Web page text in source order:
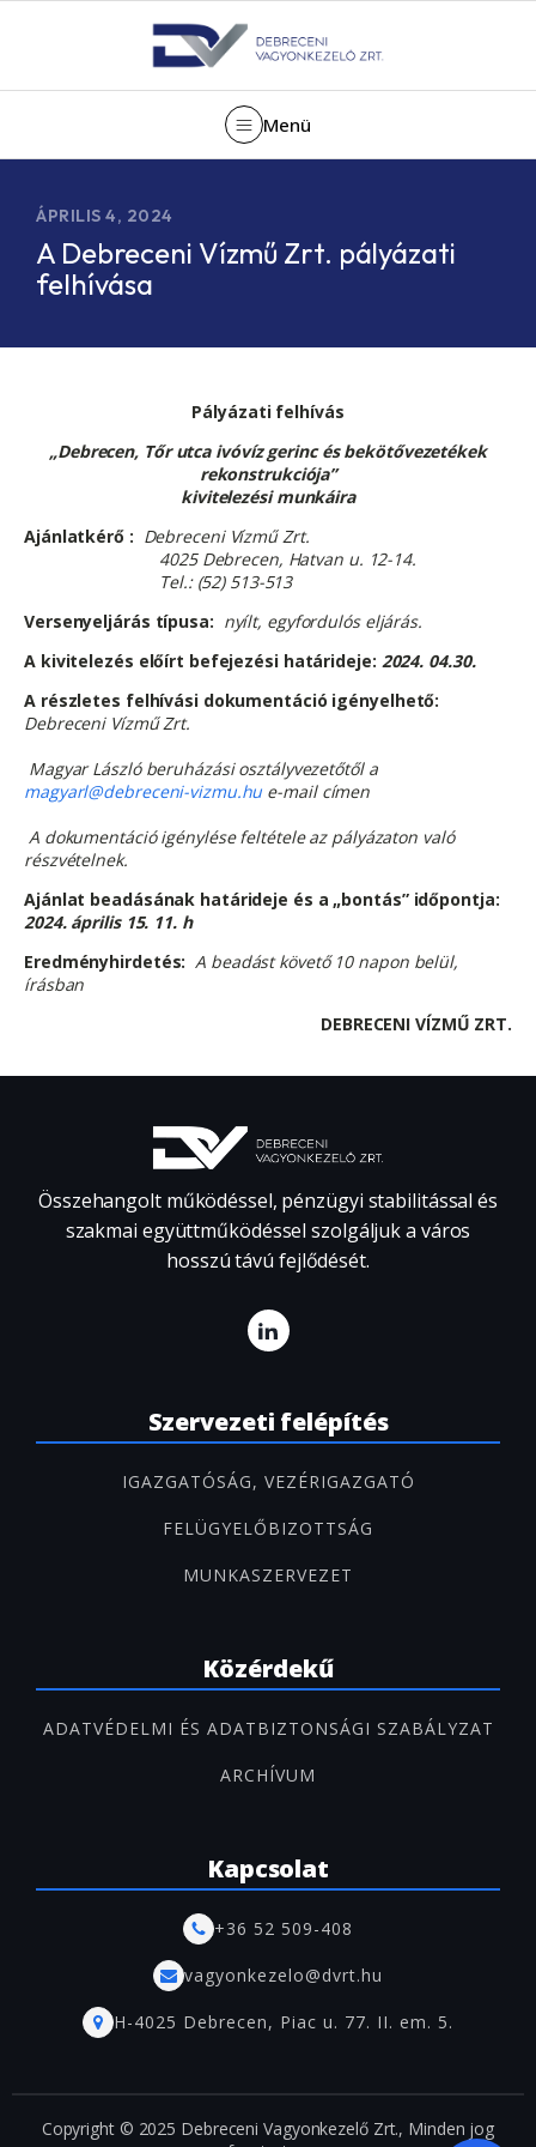
Menü
ÁPRILIS 4, 2024
A Debreceni Vízmű Zrt. pályázati
felhívása
Pályázati felhívás
„Debrecen, Tőr utca ivóvíz gerinc és bekötővezetékek
rekonstrukciója”
kivitelezési munkáira
Ajánlatkérő : Debreceni Vízmű Zrt.
4025 Debrecen, Hatvan u. 12-14.
Tel.: (52) 513-513
Versenyeljárás típusa: nyílt, egyfordulós eljárás.
A kivitelezés előírt befejezési határideje: 2024. 04.30.
A részletes felhívási dokumentáció igényelhető:
Debreceni Vízmű Zrt.
Magyar László beruházási osztályvezetőtől a
magyarl@debreceni-vizmu.hu e-mail címen
A dokumentáció igénylése feltétele az pályázaton való
részvételnek.
Ajánlat beadásának határideje és a „bontás” időpontja:
2024. április 15. 11. h
Eredményhirdetés:A beadást követő 10 napon belül,
írásban
DEBRECENI VÍZMŰ ZRT.
Összehangolt működéssel, pénzügyi stabilitással és
szakmai együttműködéssel szolgáljuk a város
hosszú távú fejlődését.
Szervezeti felépítés
IGAZGATÓSÁG, VEZÉRIGAZGATÓ
FELÜGYELŐBIZOTTSÁG
MUNKASZERVEZET
Közérdekű
ADATVÉDELMI ÉS ADATBIZTONSÁGI SZABÁLYZAT
ARCHÍVUM
Kapcsolat
+36 52 509-408
vagyonkezelo@dvrt.hu
H-4025 Debrecen, Piac u. 77. II. em. 5.
Copyright © 2025 Debreceni Vagyonkezelő Zrt., Minden jog